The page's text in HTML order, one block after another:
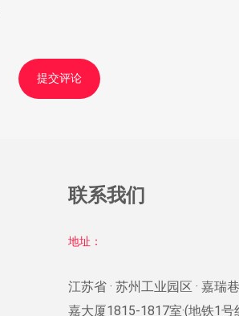
联系我们
地址：
江苏省 · 苏州工业园区 · 嘉瑞
嘉大厦1815-1817室·(地铁1号